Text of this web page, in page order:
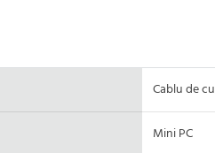
Cablu de
Mini PC